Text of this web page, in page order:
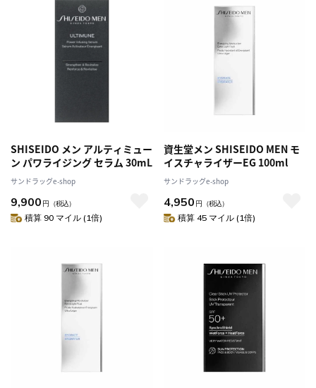
SHISEIDO メン アルティミュー
ン パワライジング セラム 30mL
サンドラッグe-shop
9,900 円 （税込）
積算 90 マイル (1倍)
資生堂メン SHISEIDO MEN モ
イスチャライザーEG 100ml
サンドラッグe-shop
4,950 円 （税込）
積算 45 マイル (1倍)